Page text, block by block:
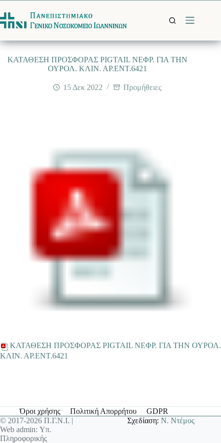
στο
περιεχόμενο
ΚΑΤΑΘΕΣΗ ΠΡΟΣΦΟΡΑΣ PIGTAIL ΝΕΦΡ. ΓΙΑ ΤΗΝ
ΟΥΡΟΛ. ΚΛΙΝ. ΑΡ.ΕΝΤ.6421
15 Δεκ 2022 Προμήθειες
ΚΑΤΑΘΕΣΗ ΠΡΟΣΦΟΡΑΣ PIGTAIL ΝΕΦΡ. ΓΙΑ ΤΗΝ ΟΥΡΟΛ.
ΚΛΙΝ. ΑΡ.ΕΝΤ.6421
Όροι χρήσης Πολιτική Απορρήτου
GDPR
© 2017-2026 Π.Γ.Ν.Ι. |
Web admin: Υπ.
Πληροφορικής
Σχεδίαση:Ν. Ντέμος